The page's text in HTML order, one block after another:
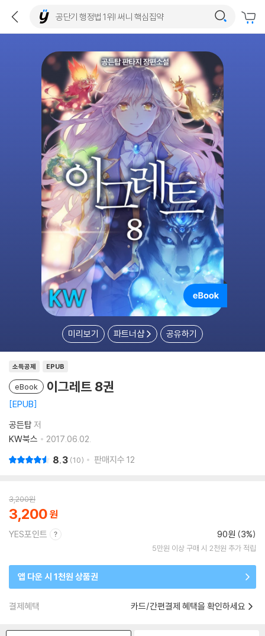
미리보기 파트너샵 공유하기
소득공제 EPUB
eBook 이그레트 8권
EPUB
공든탑 저
KW북스
2017.06.02.
8.3 10 판매지수 12
3,200원
3,200
YES포인트 90원 (3%)
5만원 이상 구매 시 2천원 추가 적립
앱 다운 시 1천원 상품권
결제혜택 카드/간편결제 혜택을 확인하세요